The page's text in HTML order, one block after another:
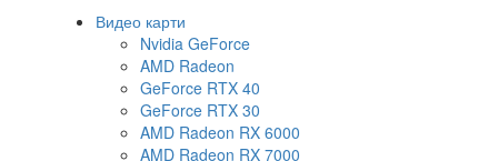
Видео карти
Nvidia GeForce
AMD Radeon
GeForce RTX 40
GeForce RTX 30
AMD Radeon RX 6000
AMD Radeon RX 7000